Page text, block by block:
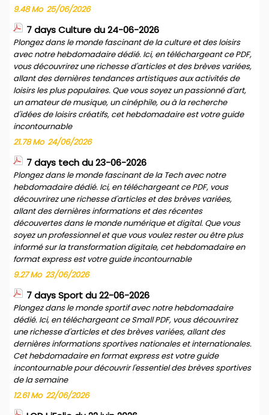
9.48 Mo 25/06/2026
7 days Culture du 24-06-2026
Plongez dans le monde fascinant de la culture et des loisirs
avec notre hebdomadaire dédié. Ici, en téléchargeant ce PDF,
vous découvrirez une richesse d'articles et des brèves variées,
allant des dernières tendances artistiques aux activités de
loisirs les plus populaires. Que vous soyez un passionné d'art,
un amateur de musique, un cinéphile, ou à la recherche
d'idées de loisirs créatifs, cet hebdomadaire est votre guide
incontournable
21.78 Mo 24/06/2026
7 days tech du 23-06-2026
Plongez dans le monde fascinant de la Tech avec notre
hebdomadaire dédié. Ici, en téléchargeant ce PDF, vous
découvrirez une richesse d'articles et des brèves variées,
allant des dernières informations et des récentes
découvertes dans le monde numérique et digital. Que vous
soyez un professionnel et que vous voulez rester ou être plus
informé sur la transformation digitale, cet hebdomadaire en
format express est votre guide incontournable
9.27 Mo 23/06/2026
7 days Sport du 22-06-2026
Plongez dans le monde sportif avec notre hebdomadaire
dédié. Ici, en téléchargeant ce Small PDF, vous découvrirez
une richesse d'articles et des brèves variées, allant des
dernières informations sportives nationales et internationales.
Cet hebdomadaire en format express est votre guide
incontournable pour découvrir l'essentiel des brèves sportives
de la semaine
12.61 Mo 22/06/2026